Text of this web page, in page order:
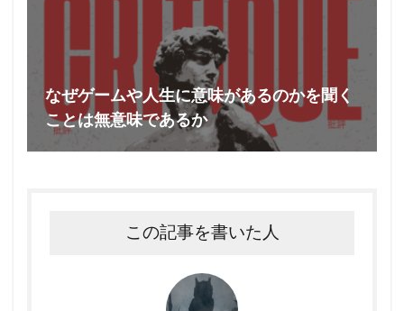
なぜゲームや人生に意味があるのかを聞く
ことは無意味であるか
この記事を書いた人